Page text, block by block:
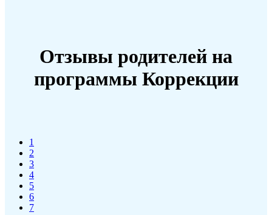
Отзывы родителей на
программы Коррекции
1
2
3
4
5
6
7